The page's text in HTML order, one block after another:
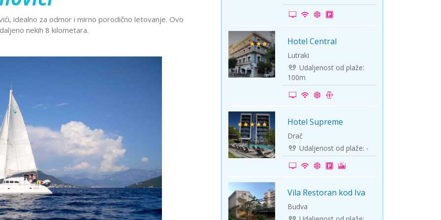
Šeik
Provansa
Solun polazak iz Niša
Temišvar polazak iz Niša
idealno za odmor i mirno porodično letovanje. Ovo
nekih 8 kilometara.
-5% Hotel Central
Lutraki
Udaljenost od plaže:
100m
Na plaži Hotel Supreme
Drač
Udaljenost od plaže: -
LETO 2026 Vila Restoran kod Iva
Budva